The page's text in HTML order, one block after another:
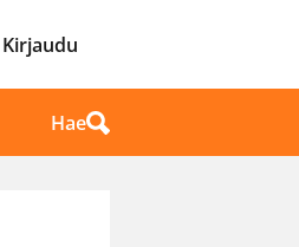
Kirjaudu
Hae